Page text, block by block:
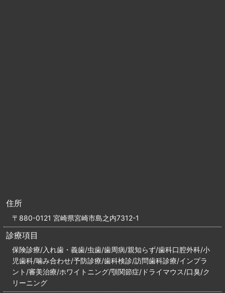
住所
〒880-0121 宮崎県宮崎市島之内7312-1
診療項目
保険診療/入れ歯・義歯/虫歯/歯周病/親知らず/歯科口腔外科/小
児歯科/噛み合わせ/予防診療/歯科検診/訪問歯科診療/インプラ
ント/審美治療/ホワイトニング/顎関節症/ドライマウス/口臭/ク
リーニング